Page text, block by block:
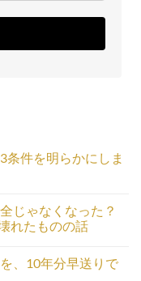
条件を明らかにしま
じゃなくなった？
れたものの話
、10年分早送りで